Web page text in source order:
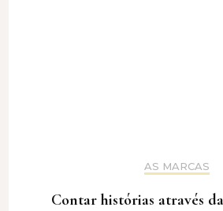
AS MARCAS
Contar histórias através